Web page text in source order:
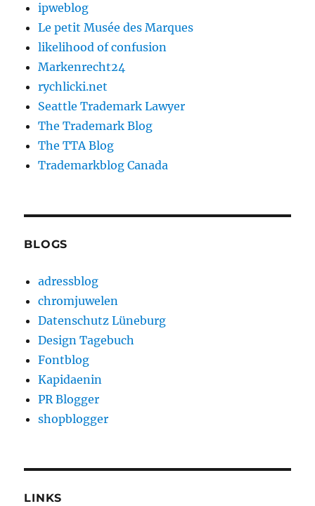
ipweblog
Le petit Musée des Marques
likelihood of confusion
Markenrecht24
rychlicki.net
Seattle Trademark Lawyer
The Trademark Blog
The TTA Blog
Trademarkblog Canada
BLOGS
adressblog
chromjuwelen
Datenschutz Lüneburg
Design Tagebuch
Fontblog
Kapidaenin
PR Blogger
shopblogger
LINKS